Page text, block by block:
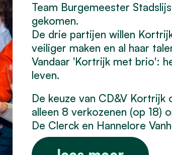
Team Burgemeester
gekomen.
De drie partijen willen
veiliger maken en al haar
Vandaar 'Kortrijk met brio':
leven.
De keuze van CD&V
alleen 8 verkozenen (op 18)
De Clerck en Hannelore